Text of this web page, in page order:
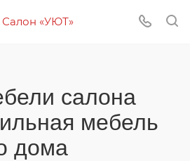
салона
мебель
дома